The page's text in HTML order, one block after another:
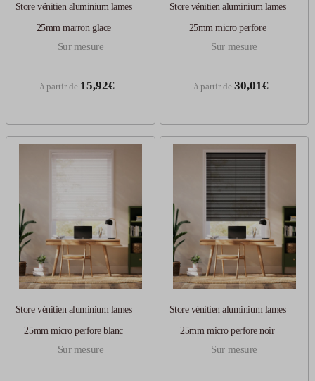
Store vénitien aluminium lames
25mm marron glace
Sur mesure
à partir de 15,92€
Store vénitien aluminium lames
25mm micro perfore
Sur mesure
à partir de 30,01€
Store vénitien aluminium lames
25mm micro perfore blanc
Sur mesure
Store vénitien aluminium lames
25mm micro perfore noir
Sur mesure